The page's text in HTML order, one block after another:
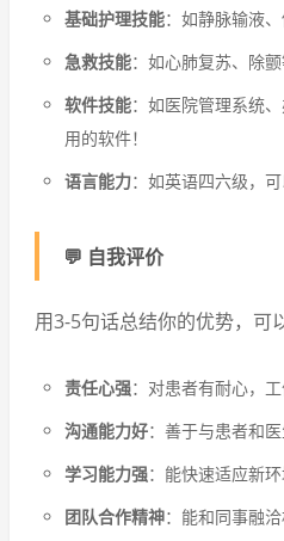
基础护理技能：如静脉输液
急救技能：如心肺复苏、除
软件技能：如医院管理系统
用的软件！
语言能力：如英语四六级，
💬 自我评价
用3-5句话总结你的优势，可
责任心强：对患者有耐心，工
沟通能力好：善于与患者和医
学习能力强：能快速适应新环
团队合作精神：能和同事融洽